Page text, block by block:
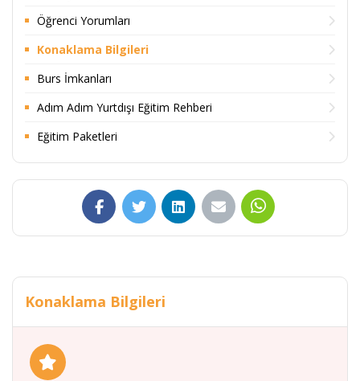
Öğrenci Yorumları
Konaklama Bilgileri
Burs İmkanları
Adım Adım Yurtdışı Eğitim Rehberi
Eğitim Paketleri
Konaklama Bilgileri